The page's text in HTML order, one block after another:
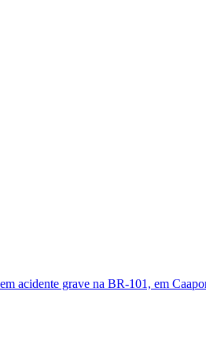
acidente grave na BR-101, em